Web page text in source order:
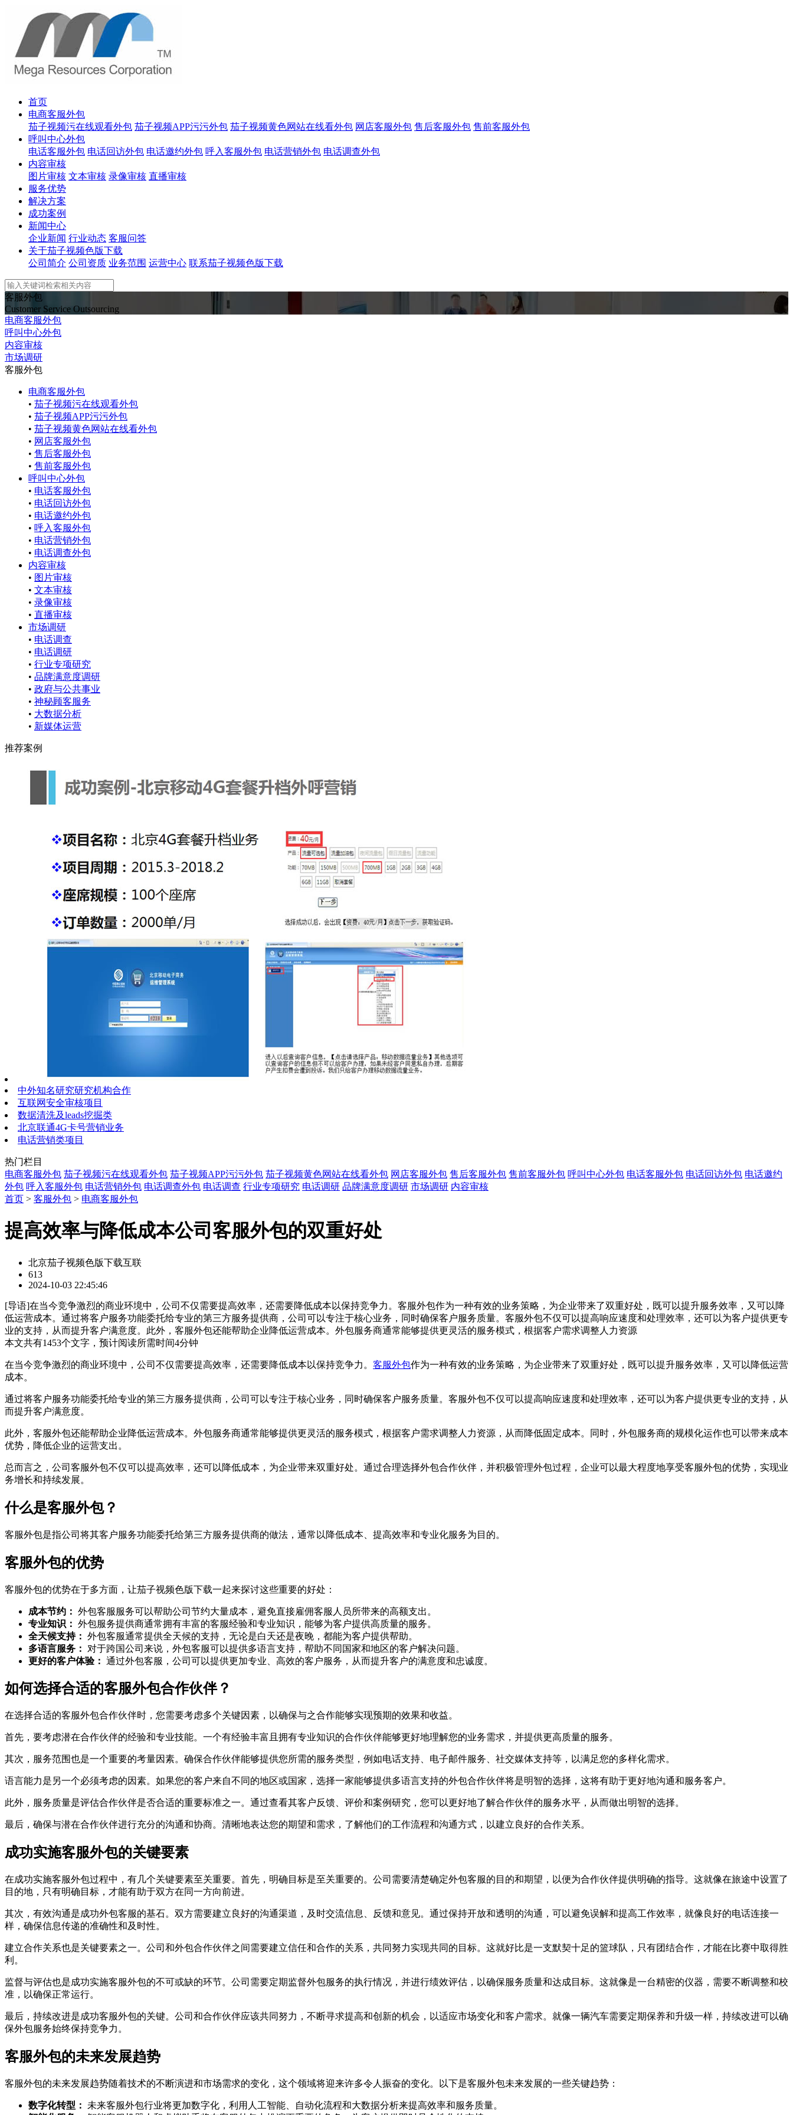
首页
电商客服外包
茄子视频污在线观看外包 茄子视频APP污污外包 茄子视频黄色网站在线看外包 网店客服外包 售后客服外包 售前客服外包
呼叫中心外包
电话客服外包 电话回访外包 电话邀约外包 呼入客服外包 电话营销外包 电话调查外包
内容审核
图片审核 文本审核 录像审核 直播审核
服务优势
解决方案
成功案例
新闻中心
企业新闻 行业动态 客服问答
关于茄子视频色版下载
公司简介 公司资质 业务范围 运营中心 联系茄子视频色版下载
客服外包
Customer Service Outsourcing
电商客服外包
呼叫中心外包
内容审核
市场调研
客服外包
电商客服外包
• 茄子视频污在线观看外包
• 茄子视频APP污污外包
• 茄子视频黄色网站在线看外包
• 网店客服外包
• 售后客服外包
• 售前客服外包
呼叫中心外包
• 电话客服外包
• 电话回访外包
• 电话邀约外包
• 呼入客服外包
• 电话营销外包
• 电话调查外包
内容审核
• 图片审核
• 文本审核
• 录像审核
• 直播审核
市场调研
• 电话调查
• 电话调研
• 行业专项研究
• 品牌满意度调研
• 政府与公共事业
• 神秘顾客服务
• 大数据分析
• 新媒体运营
推荐案例
中外知名研究研究机构合作
互联网安全审核项目
数据清洗及leads挖掘类
北京联通4G卡号营销业务
电话营销类项目
热门栏目
电商客服外包 茄子视频污在线观看外包 茄子视频APP污污外包 茄子视频黄色网站在线看外包 网店客服外包 售后客服外包 售前客服外包 呼叫中心外包 电话客服外包 电话回访外包 电话邀约
外包 呼入客服外包 电话营销外包 电话调查外包 电话调查 行业专项研究 电话调研 品牌满意度调研 市场调研 内容审核
首页 > 客服外包 > 电商客服外包
提高效率与降低成本公司客服外包的双重好处
北京茄子视频色版下载互联
613
2024-10-03 22:45:46
[导语]在当今竞争激烈的商业环境中，公司不仅需要提高效率，还需要降低成本以保持竞争力。客服外包作为一种有效的业务策略，为企业带来了双重好处，既可以提升服务效率，又可以降
低运营成本。通过将客户服务功能委托给专业的第三方服务提供商，公司可以专注于核心业务，同时确保客户服务质量。客服外包不仅可以提高响应速度和处理效率，还可以为客户提供更专
业的支持，从而提升客户满意度。此外，客服外包还能帮助企业降低运营成本。外包服务商通常能够提供更灵活的服务模式，根据客户需求调整人力资源
本文共有1453个文字，预计阅读所需时间4分钟
在当今竞争激烈的商业环境中，公司不仅需要提高效率，还需要降低成本以保持竞争力。 客服外包作为一种有效的业务策略，为企业带来了双重好处，既可以提升服务效率，又可以降低运营
成本。
通过将客户服务功能委托给专业的第三方服务提供商，公司可以专注于核心业务，同时确保客户服务质量。客服外包不仅可以提高响应速度和处理效率，还可以为客户提供更专业的支持，从
而提升客户满意度。
此外，客服外包还能帮助企业降低运营成本。外包服务商通常能够提供更灵活的服务模式，根据客户需求调整人力资源，从而降低固定成本。同时，外包服务商的规模化运作也可以带来成本
优势，降低企业的运营支出。
总而言之，公司客服外包不仅可以提高效率，还可以降低成本，为企业带来双重好处。通过合理选择外包合作伙伴，并积极管理外包过程，企业可以最大程度地享受客服外包的优势，实现业
务增长和持续发展。
什么是客服外包？
客服外包是指公司将其客户服务功能委托给第三方服务提供商的做法，通常以降低成本、提高效率和专业化服务为目的。
客服外包的优势
客服外包的优势在于多方面，让茄子视频色版下载一起来探讨这些重要的好处：
成本节约： 外包客服服务可以帮助公司节约大量成本，避免直接雇佣客服人员所带来的高额支出。
专业知识： 外包服务提供商通常拥有丰富的客服经验和专业知识，能够为客户提供高质量的服务。
全天候支持： 外包客服通常提供全天候的支持，无论是白天还是夜晚，都能为客户提供帮助。
多语言服务：
对于跨国公司来说，外包客服可以提供多语言支持，帮助不同国家和地区的客户解决问题。
更好的客户体验： 通过外包客服，公司可以提供更加专业、高效的客户服务，从而提升客户的满意度和忠诚度。
如何选择合适的客服外包合作伙伴？
在选择合适的客服外包合作伙伴时，您需要考虑多个关键因素，以确保与之合作能够实现预期的效果和收益。
首先，要考虑潜在合作伙伴的经验和专业技能。一个有经验丰富且拥有专业知识的合作伙伴能够更好地理解您的业务需求，并提供更高质量的服务。
其次，服务范围也是一个重要的考量因素。确保合作伙伴能够提供您所需的服务类型，例如电话支持、电子邮件服务、社交媒体支持等，以满足您的多样化需求。
语言能力是另一个必须考虑的因素。如果您的客户来自不同的地区或国家，选择一家能够提供多语言支持的外包合作伙伴将是明智的选择，这将有助于更好地沟通和服务客户。
此外，服务质量是评估合作伙伴是否合适的重要标准之一。通过查看其客户反馈、评价和案例研究，您可以更好地了解合作伙伴的服务水平，从而做出明智的选择。
最后，确保与潜在合作伙伴进行充分的沟通和协商。清晰地表达您的期望和需求，了解他们的工作流程和沟通方式，以建立良好的合作关系。
成功实施客服外包的关键要素
在成功实施客服外包过程中，有几个关键要素至关重要。首先，明确目标是至关重要的。公司需要清楚确定外包客服的目的和期望，以便为合作伙伴提供明确的指导。这就像在旅途中设置了
目的地，只有明确目标，才能有助于双方在同一方向前进。
其次，有效沟通是成功外包客服的基石。双方需要建立良好的沟通渠道，及时交流信息、反馈和意见。通过保持开放和透明的沟通，可以避免误解和提高工作效率，就像良好的电话连接一
样，确保信息传递的准确性和及时性。
建立合作关系也是关键要素之一。公司和外包合作伙伴之间需要建立信任和合作的关系，共同努力实现共同的目标。这就好比是一支默契十足的篮球队，只有团结合作，才能在比赛中取得胜
利。
监督与评估也是成功实施客服外包的不可或缺的环节。公司需要定期监督外包服务的执行情况，并进行绩效评估，以确保服务质量和达成目标。这就像是一台精密的仪器，需要不断调整和校
准，以确保正常运行。
最后，持续改进是成功客服外包的关键。公司和合作伙伴应该共同努力，不断寻求提高和创新的机会，以适应市场变化和客户需求。就像一辆汽车需要定期保养和升级一样，持续改进可以确
保外包服务始终保持竞争力。
客服外包的未来发展趋势
客服外包的未来发展趋势随着技术的不断演进和市场需求的变化，这个领域将迎来许多令人振奋的变化。以下是客服外包未来发展的一些关键趋势：
数字化转型：
未来客服外包行业将更加数字化，利用人工智能、自动化流程和大数据分析来提高效率和服务质量。